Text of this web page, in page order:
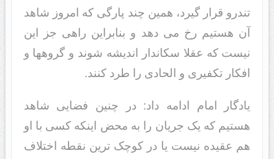
تندرو قرار گیرد، همین چند پارگی که امروز شاهد
آن هستیم رخ می دهد و بنابراین راهی جز این
نیست که عقلا سکاندار اندیشه شوند و گروهها و
افکار تکفیری و الحادی را طرد کنند.
یادگار امام ادامه داد: در چنین فضایی شاهد
هستیم که یک جریان را به محض اینکه کسی با او
هم عقیده نیست یا در کوچک ترین نقطه اختلاف